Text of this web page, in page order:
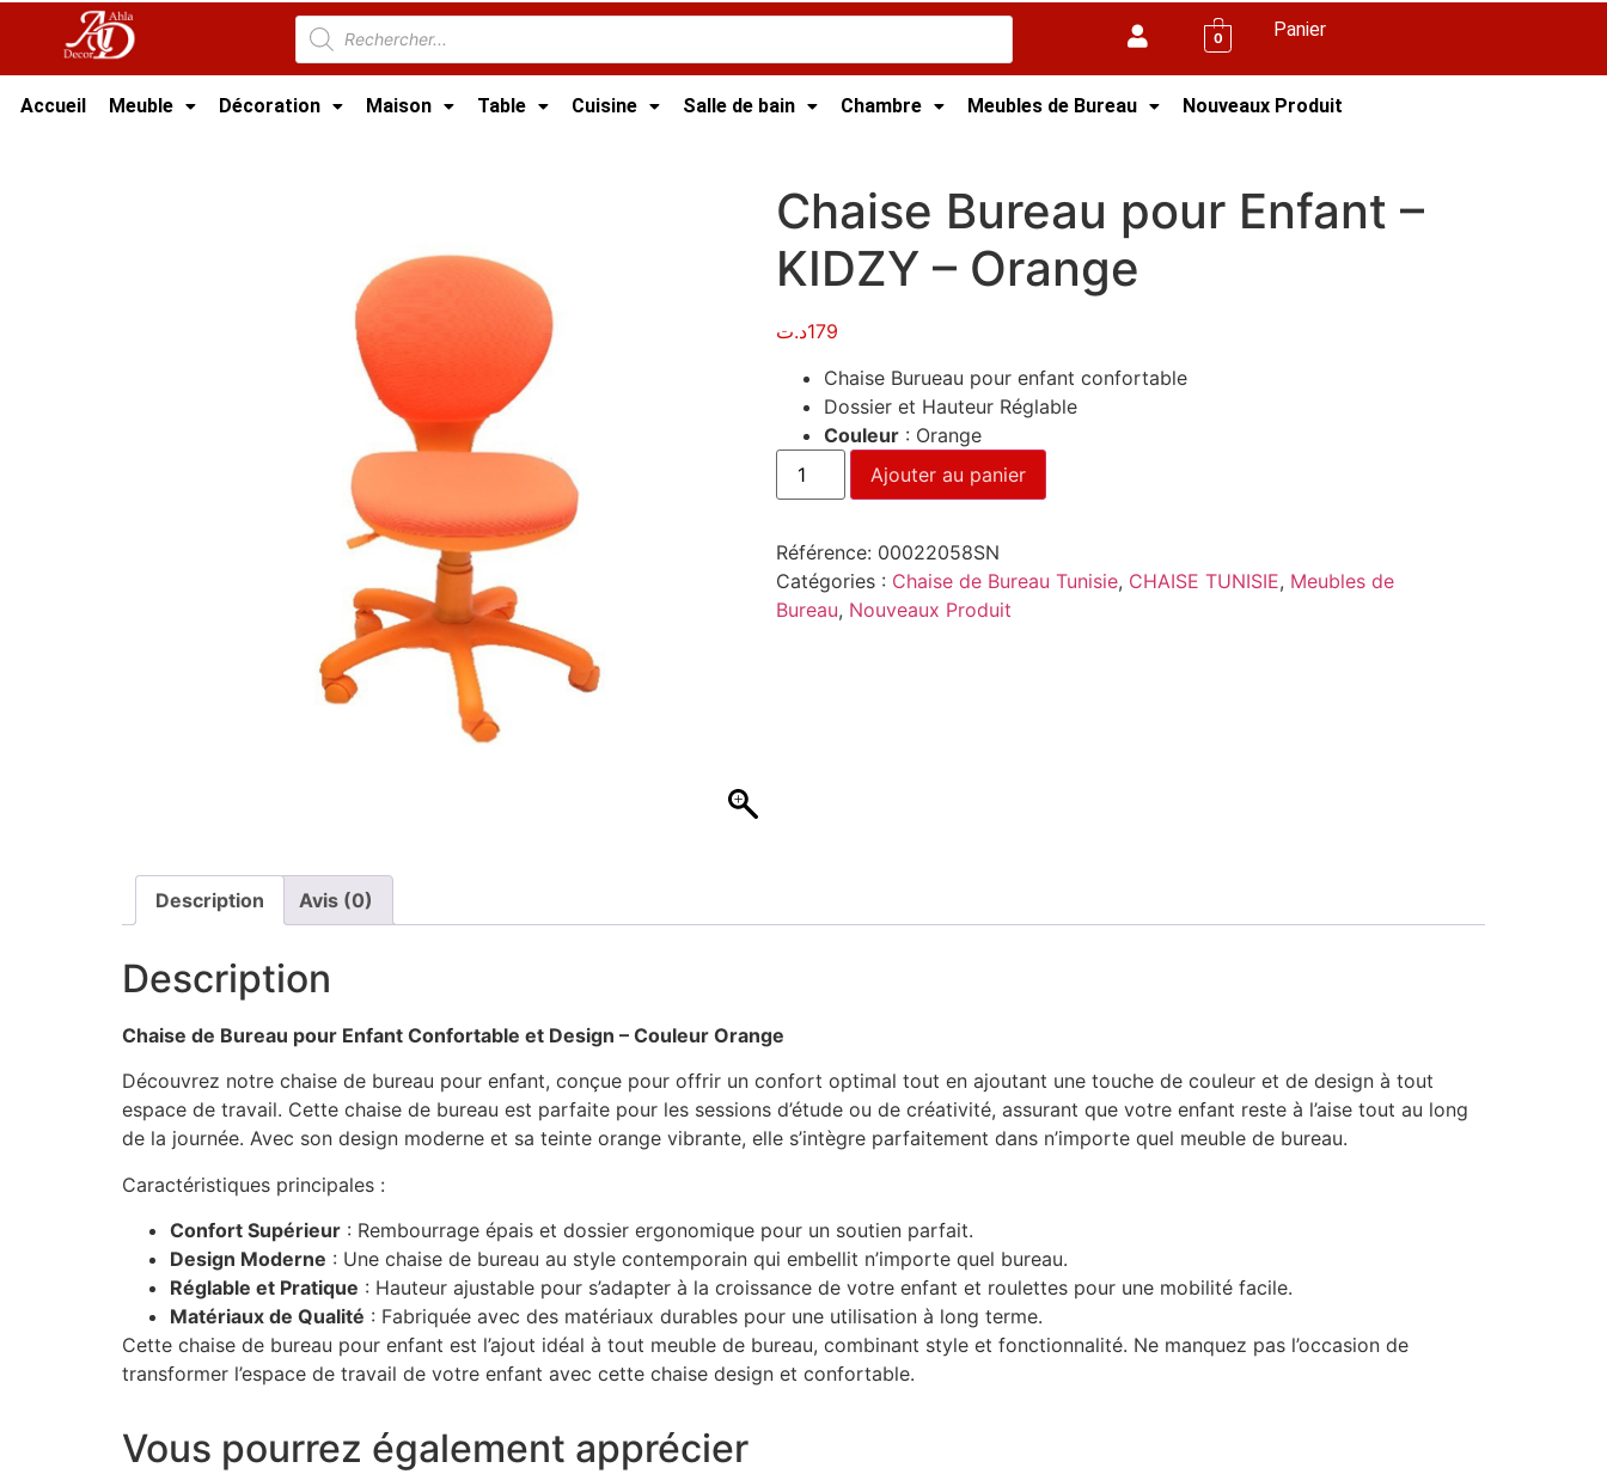
0 Panier
Accueil Meuble Décoration Maison Table Cuisine Salle de bain Chambre Meubles de Bureau Nouveaux Produit
Chaise Bureau pour Enfant –
KIDZY – Orange
179د.ت
Chaise Burueau pour enfant confortable
Dossier et Hauteur Réglable
Couleur : Orange
Ajouter au panier
Référence: 00022058SN
Catégories : Chaise de Bureau Tunisie, CHAISE TUNISIE, Meubles de
Bureau, Nouveaux Produit
Description Avis (0)
Description
Chaise de Bureau pour Enfant Confortable et Design – Couleur Orange
Découvrez notre chaise de bureau pour enfant, conçue pour offrir un confort optimal tout en ajoutant une touche de couleur et de design à tout
espace de travail. Cette chaise de bureau est parfaite pour les sessions d’étude ou de créativité, assurant que votre enfant reste à l’aise tout au long
de la journée. Avec son design moderne et sa teinte orange vibrante, elle s’intègre parfaitement dans n’importe quel meuble de bureau.
Caractéristiques principales :
Confort Supérieur : Rembourrage épais et dossier ergonomique pour un soutien parfait.
Design Moderne : Une chaise de bureau au style contemporain qui embellit n’importe quel bureau.
Réglable et Pratique : Hauteur ajustable pour s’adapter à la croissance de votre enfant et roulettes pour une mobilité facile.
Matériaux de Qualité : Fabriquée avec des matériaux durables pour une utilisation à long terme.
Cette chaise de bureau pour enfant est l’ajout idéal à tout meuble de bureau, combinant style et fonctionnalité. Ne manquez pas l’occasion de
transformer l’espace de travail de votre enfant avec cette chaise design et confortable.
Vous pourrez également apprécier